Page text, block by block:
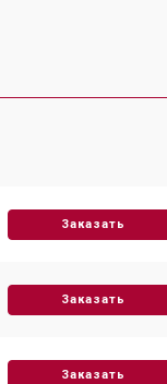
Заказать
Заказать
Заказать